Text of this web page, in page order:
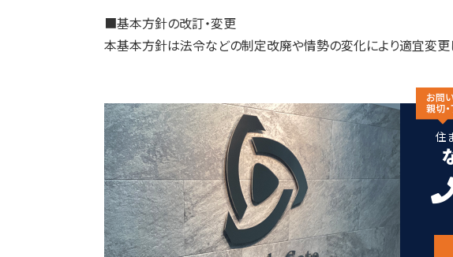
■基本方針の改訂・変更
本基本方針は法令などの制定改廃や情勢の変化により適宜変更
住